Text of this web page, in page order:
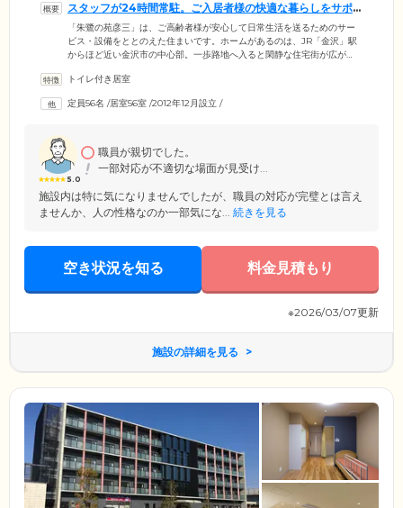
スタッフが24時間常駐。ご入居者様の快適な暮らしをサポ
ートします
「朱鷺の苑彦三」は、ご高齢者様が安心して日常生活を送るためのサー
ビス・設備をととのえた住まいです。ホームがあるのは、JR「金沢」駅
からほど近い金沢市の中心部。一歩路地へ入ると閑静な住宅街が広が
介護経験豊富なスタッフが24時間365日常駐し、ご入居者様の暮らしをサ
さまの体調や精神状態に異変がないか見守っています。そのほかにも、
トイレ付き居室
定員56名 /居室56室 /2012年12月設立 /
5.0
職員が親切でした。
一部対応が不適切な場面が見受け...
施設内は特に気になりませんでしたが、職員の対応が完璧とは言え
ませんか、人の性格なのか一部気にな... 続きを見る
空き状況を知る 料金見積もり
※2026/03/07更新
施設の詳細を見る